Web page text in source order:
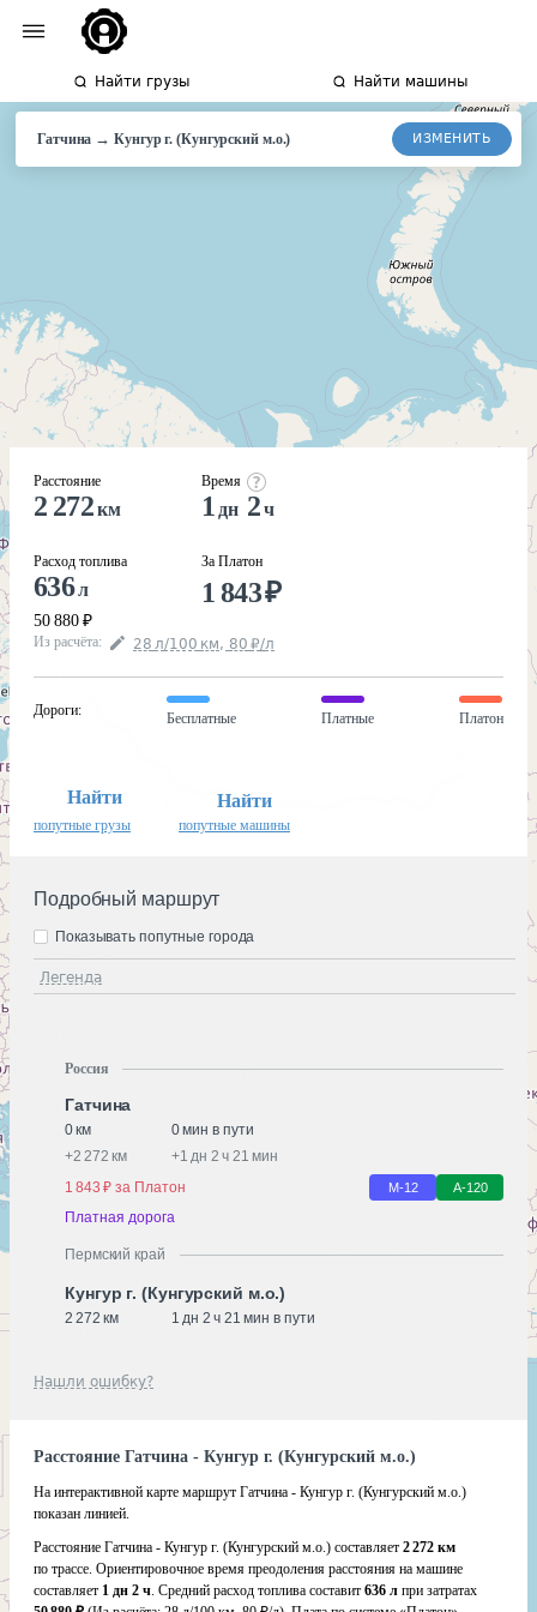
Найти грузы Найти машины
Гатчина →Кунгург. (Кунгурский м.о.) ИЗМЕНИТЬ
Расстояние
2 272км
Расход топлива
636л
50 880 ₽
Время
1 дн 2 ч
За Платон
1 843₽
Из расчёта: 28 л/100 км, 80 ₽/л
Дороги:
Бесплатные Платные Платон
Найти
попутные грузы
Найти
попутные машины
Подробный маршрут
Легенда
Показывать попутные города
Россия
Гатчина
0 км
0 мин в пути
+2 272 км +1 дн 2 ч 21 мин
1 843 ₽ за Платон
М-12 А-120
Платная дорога
Пермский край
Кунгур г. (Кунгурский м.о.)
2 272 км 1 дн 2 ч 21 мин в пути
Нашли ошибку?
Расстояние Гатчина - Кунгур г. (Кунгурский м.о.)
На интерактивной карте маршрут Гатчина - Кунгур г. (Кунгурский м.о.)
показан линией.
Расстояние Гатчина - Кунгур г. (Кунгурский м.о.) составляет 2 272 км
по трассе. Ориентировочное время преодоления расстояния на машине
составляет 1 дн 2 ч. Средний расход топлива составит 636 л при затратах